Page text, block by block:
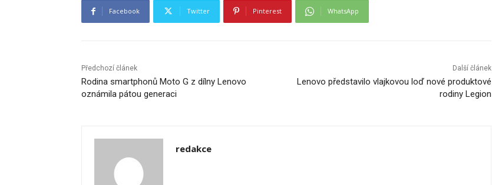
Facebook Twitter Pinterest WhatsApp
Předchozí článek
Rodina smartphonů Moto G z dílny Lenovo
oznámila pátou generaci
Další článek
Lenovo představilo vlajkovou loď nové produktové
rodiny Legion
redakce